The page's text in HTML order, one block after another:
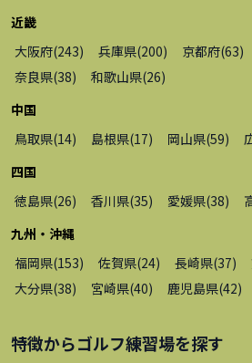
近畿
大阪府(243) 兵庫県(200) 京都府(63)
奈良県(38) 和歌山県(26)
中国
鳥取県(14) 島根県(17) 岡山県(59)
四国
徳島県(26) 香川県(35) 愛媛県(38)
九州・沖縄
福岡県(153) 佐賀県(24) 長崎県(37)
大分県(38) 宮崎県(40) 鹿児島県(42)
特徴からゴルフ練習場を探す